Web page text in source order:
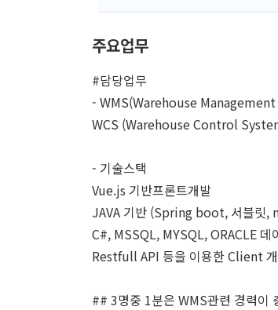
주요업무
#담당업무
- WMS(Warehouse
WCS (Warehouse Control
- 기술스택
Vue.js 기반프론트개발
JAVA 기반 (Spring boot, 서블릿,
C#, MSSQL, MYSQL, ORACLE 데
Restfull API 등을 이용한 Client
## 3명중 1분은 WMS관련 경력이